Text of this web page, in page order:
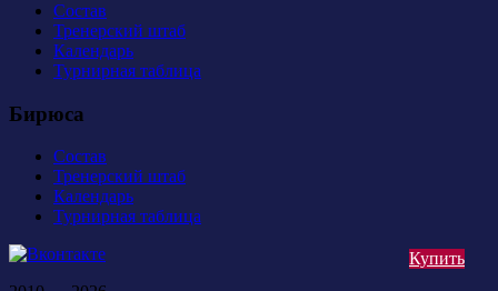
Купить
Состав
Тренерский штаб
Календарь
Турнирная таблица
Бирюса
Состав
Тренерский штаб
Календарь
Турнирная таблица